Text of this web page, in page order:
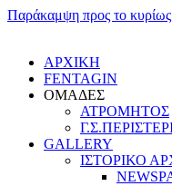
Παράκαμψη προς το κυρίως
ΑΡΧΙΚΗ
FENTAGIN
ΟΜΑΔΕΣ
ΑΤΡΟΜΗΤΟΣ
GALLERY
ΙΣΤΟΡΙΚΟ